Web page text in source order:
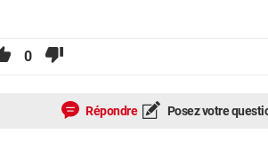
0
Répondre Posez votre